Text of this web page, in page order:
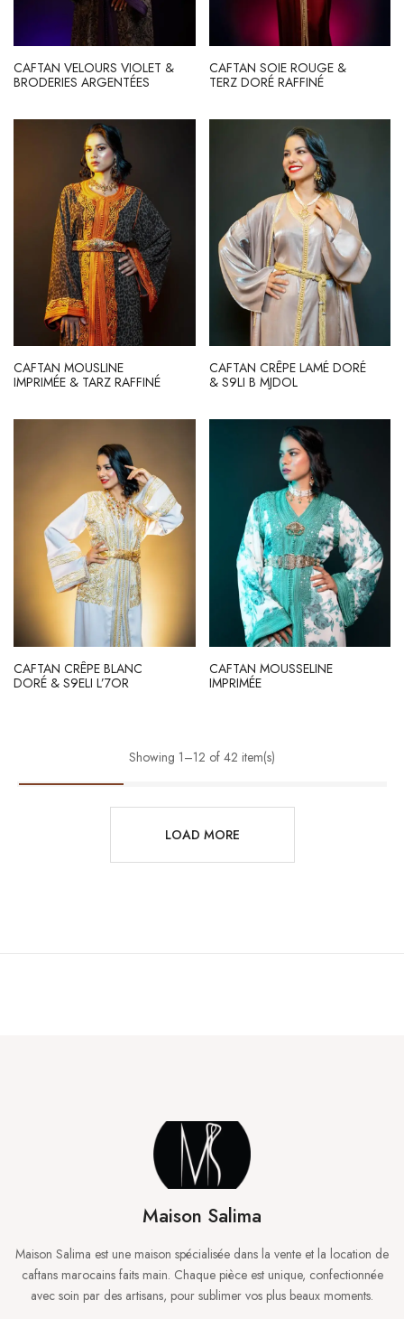
CAFTAN VELOURS VIOLET &
BRODERIES ARGENTÉES
CAFTAN SOIE ROUGE &
TERZ DORÉ RAFFINÉ
CAFTAN MOUSLINE
IMPRIMÉE & TARZ RAFFINÉ
CAFTAN CRÊPE LAMÉ DORÉ
& S9LI B MJDOL
CAFTAN CRÊPE BLANC
DORÉ & S9ELI L’7OR
CAFTAN MOUSSELINE
IMPRIMÉE
Showing 1–12 of 42 item(s)
LOAD MORE
Maison Salima
Maison Salima est une maison spécialisée dans la vente et la location de
caftans marocains faits main. Chaque pièce est unique, confectionnée
avec soin par des artisans, pour sublimer vos plus beaux moments.